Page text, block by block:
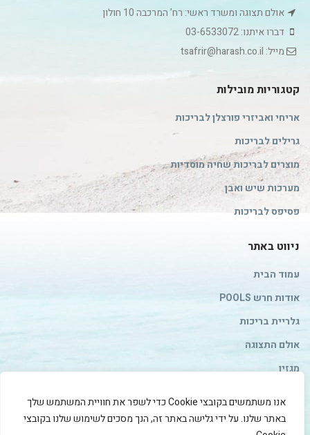
אנו משתמשים בקובצי Cookie כדי לשפר את חוויית המשתמש שלך
באתר שלנו. על ידי גלישה באתר זה, הנך מסכים לשימוש שלנו בקובצי
אולם תצוגה ומשרד ראשי: רח’ המרכבה 10 חולון
דברו איתנו: 03-6533072
מייל: tsafrir@harash.co.il
קטגוריות מובילות
אריחי ואביזרי פורצלן לבריכות
גרילים לבריכות
מוצרים לבריכות שחיה מוסדיות
מערכות שיש ואבן
פסיפס לבריכות
ניווט באתר
עמוד הבית
אודות חרש POOLS
גלריית בריכות
אולם התצוגה
מגזין
מדיניות פרטיות